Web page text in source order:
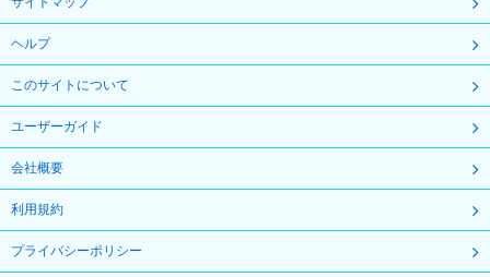
ヘルプ
このサイトについて
ユーザーガイド
会社概要
利用規約
プライバシーポリシー